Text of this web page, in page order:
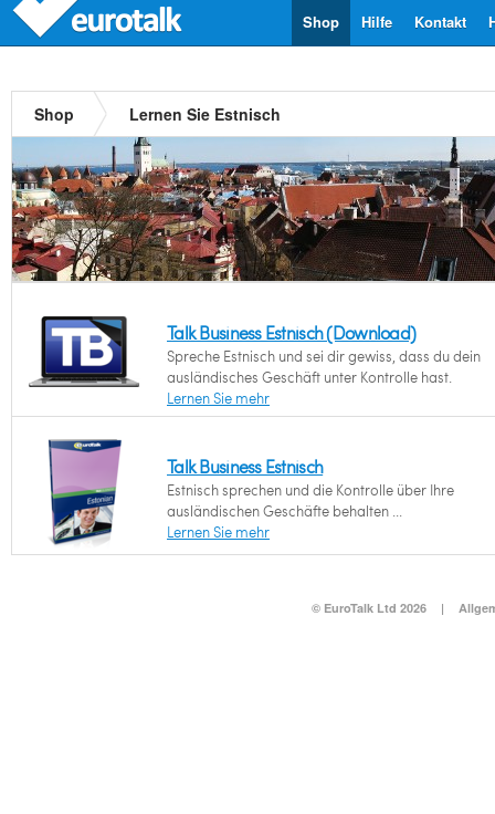
Kontakt
Hilfe
Shop
Shop Lernen Sie Estnisch
Talk Business Estnisch (Download)
Spreche Estnisch und sei dir gewiss, dass du dein
ausländisches Geschäft unter Kontrolle hast.
Lernen Sie mehr
Talk Business Estnisch
Estnisch sprechen und die Kontrolle über Ihre
ausländischen Geschäfte behalten ...
Lernen Sie mehr
© EuroTalk Ltd 2026 |